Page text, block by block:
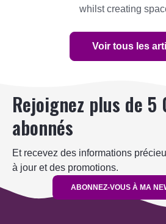
whilst creating
Voir tous les
Rejoignez plus de 5
abonnés
Et recevez des informations
à jour et des promotions.
ABONNEZ-VOUS À MA